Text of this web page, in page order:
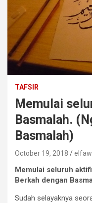
TAFSIR
Memulai
Basmalah.
Basmalah)
October 19, 2018
Memulai seluruh
Berkah dengan
Sudah selayaknya